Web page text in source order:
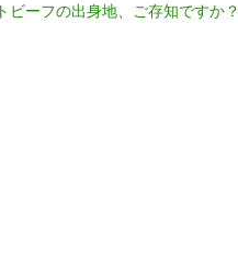
ビーフの出身地、ご存知ですか？